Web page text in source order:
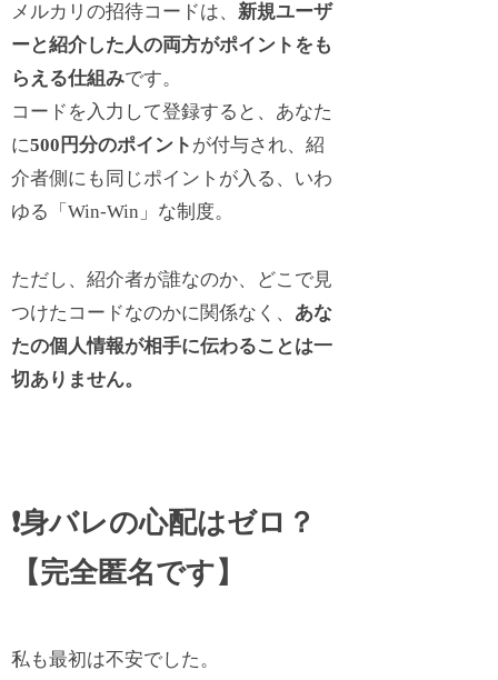
メルカリの招待コードは、新規ユーザ
ーと紹介した人の両方がポイントをも
らえる仕組みです。
コードを入力して登録すると、あなた
に500円分のポイント が付与され、紹
介者側にも同じポイントが入る、いわ
ゆる「Win-Win」な制度。
ただし、紹介者が誰なのか、どこで見
つけたコードなのかに関係なく、 あな
たの個人情報が相手に伝わることは一
切ありません。
❗身バレの心配はゼロ？
【完全匿名です】
私も最初は不安でした。